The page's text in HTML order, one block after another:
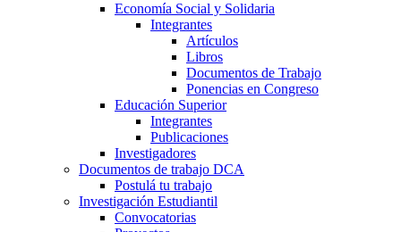
Economía Social y Solidaria
Integrantes
Artículos
Libros
Documentos de Trabajo
Ponencias en Congreso
Educación Superior
Integrantes
Publicaciones
Investigadores
Documentos de trabajo DCA
Postulá tu trabajo
Investigación Estudiantil
Convocatorias